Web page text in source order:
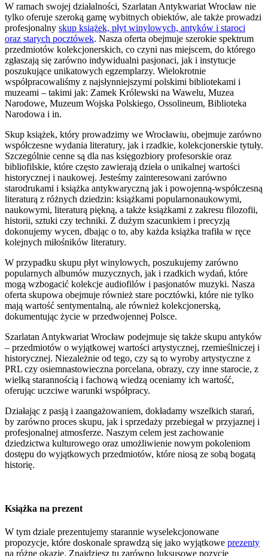
W ramach swojej działalności, Szarlatan Antykwariat Wrocław nie
tylko oferuje szeroką gamę wybitnych obiektów, ale także prowadzi
profesjonalny skup książek, płyt winylowych, antyków i staroci
oraz starych pocztówek. Nasza oferta obejmuje szerokie spektrum
przedmiotów kolekcjonerskich, co czyni nas miejscem, do którego
zgłaszają się zarówno indywidualni pasjonaci, jak i instytucje
poszukujące unikatowych egzemplarzy. Wielokrotnie
współpracowaliśmy z najsłynniejszymi polskimi bibliotekami i
muzeami – takimi jak: Zamek Królewski na Wawelu, Muzea
Narodowe, Muzeum Wojska Polskiego, Ossolineum, Biblioteka
Narodowa i in.
Skup książek, który prowadzimy we Wrocławiu, obejmuje zarówno
współczesne wydania literatury, jak i rzadkie, kolekcjonerskie tytuły.
Szczególnie cenne są dla nas księgozbiory profesorskie oraz
bibliofilskie, które często zawierają dzieła o unikalnej wartości
historycznej i naukowej. Jesteśmy zainteresowani zarówno
starodrukami i książka antykwaryczną jak i powojenną-współczesną
literaturą z różnych dziedzin: książkami popularnonaukowymi,
naukowymi, literaturą piękną, a także książkami z zakresu filozofii,
historii, sztuki czy techniki. Z dużym szacunkiem i precyzją
dokonujemy wycen, dbając o to, aby każda książka trafiła w ręce
kolejnych miłośników literatury.
W przypadku skupu płyt winylowych, poszukujemy zarówno
popularnych albumów muzycznych, jak i rzadkich wydań, które
mogą wzbogacić kolekcje audiofilów i pasjonatów muzyki. Nasza
oferta skupowa obejmuje również stare pocztówki, które nie tylko
mają wartość sentymentalną, ale również kolekcjonerską,
dokumentując życie w przedwojennej Polsce.
Szarlatan Antykwariat Wrocław podejmuje się także skupu antyków
– przedmiotów o wyjątkowej wartości artystycznej, rzemieślniczej i
historycznej. Niezależnie od tego, czy są to wyroby artystyczne z
PRL czy osiemnastowieczna porcelana, obrazy, czy inne starocie, z
wielką starannością i fachową wiedzą oceniamy ich wartość,
oferując uczciwe warunki współpracy.
Działając z pasją i zaangażowaniem, dokładamy wszelkich starań,
by zarówno proces skupu, jak i sprzedaży przebiegał w przyjaznej i
profesjonalnej atmosferze. Naszym celem jest zachowanie
dziedzictwa kulturowego oraz umożliwienie nowym pokoleniom
dostępu do wyjątkowych przedmiotów, które niosą ze sobą bogatą
historię.
Książka na prezent
W tym dziale prezentujemy starannie wyselekcjonowane
propozycje, które doskonale sprawdzą się jako wyjątkowe prezenty
na różne okazje. Znajdziesz tu zarówno luksusowe pozycje